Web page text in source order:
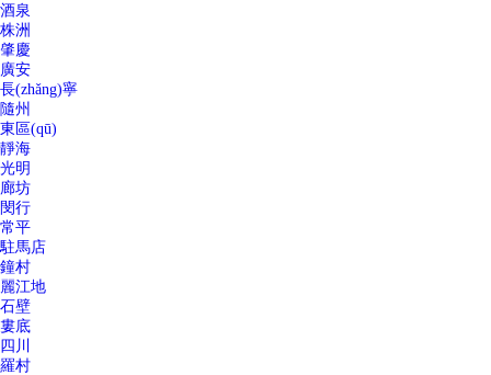
酒泉
株洲
肇慶
廣安
長(zhǎng)寧
隨州
東區(qū)
靜海
光明
廊坊
閔行
常平
駐馬店
鐘村
麗江地
石壁
婁底
四川
羅村